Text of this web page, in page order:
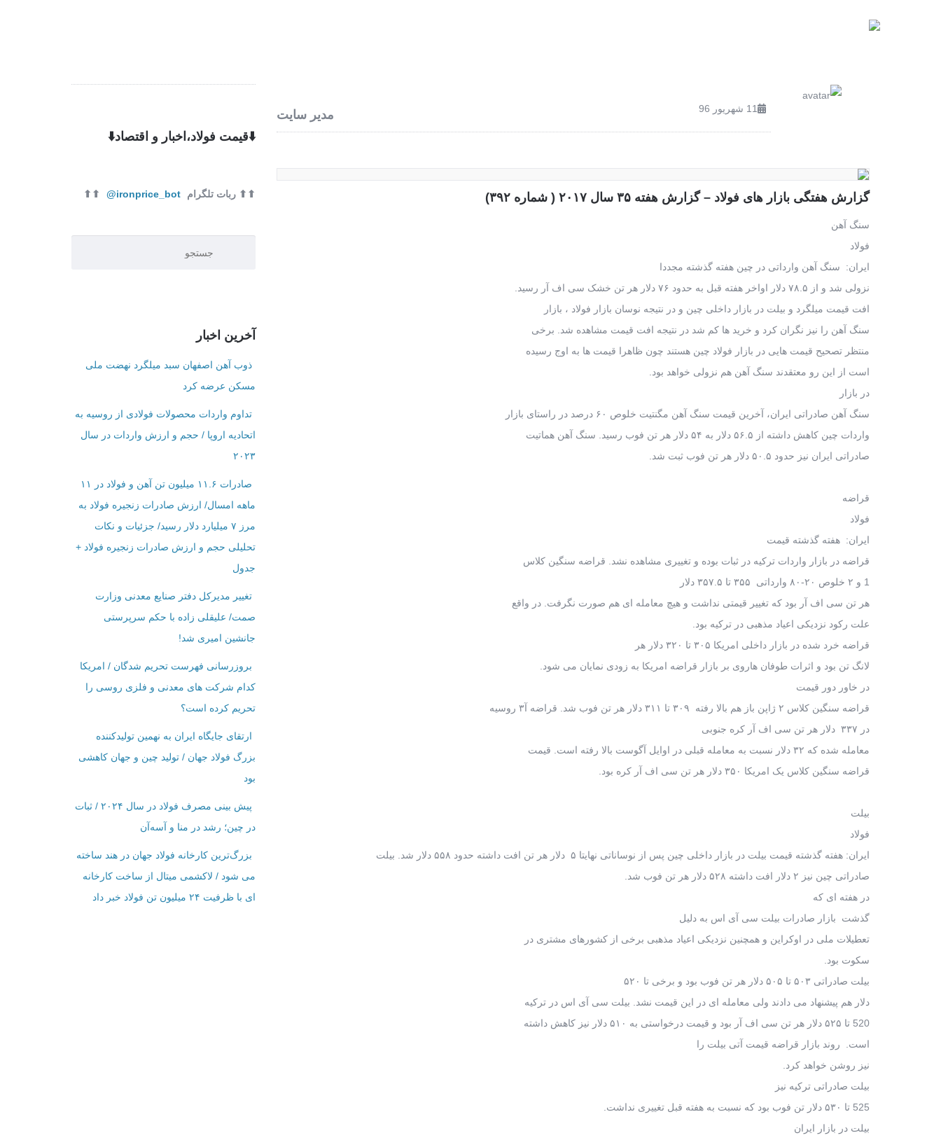
مدیر سایت 11 شهریور 96
گزارش هفتگی بازار های فولاد – گزارش هفته ۳۵ سال ۲۰۱۷ ( شماره ۳۹۲)
سنگ آهن
فولاد
ایران: سنگ آهن وارداتی در چین هفته گذشته مجددا
نزولی شد و از ۷۸.۵ دلار اواخر هفته قبل به حدود ۷۶ دلار هر تن خشک سی اف آر رسید.
افت قیمت میلگرد و بیلت در بازار داخلی چین و در نتیجه نوسان بازار فولاد ، بازار
سنگ آهن را نیز نگران کرد و خرید ها کم شد در نتیجه افت قیمت مشاهده شد. برخی
منتظر تصحیح قیمت هایی در بازار فولاد چین هستند چون ظاهرا قیمت ها به اوج رسیده
است از این رو معتقدند سنگ آهن هم نزولی خواهد بود.
در بازار
سنگ آهن صادراتی ایران، آخرین قیمت سنگ آهن مگنتیت خلوص ۶۰ درصد در راستای بازار
واردات چین کاهش داشته از ۵۶.۵ دلار به ۵۴ دلار هر تن فوب رسید. سنگ آهن هماتیت
صادراتی ایران نیز حدود ۵۰.۵ دلار هر تن فوب ثبت شد.
قراضه
فولاد
ایران: هفته گذشته قیمت
قراضه در بازار واردات ترکیه در ثبات بوده و تغییری مشاهده نشد. قراضه سنگین کلاس
1 و ۲ خلوص ۲۰-۸۰ وارداتی ۳۵۵ تا ۳۵۷.۵ دلار
هر تن سی اف آر بود که تغییر قیمتی نداشت و هیچ معامله ای هم صورت نگرفت. در واقع
علت رکود نزدیکی اعیاد مذهبی در ترکیه بود.
قراضه خرد شده در بازار داخلی امریکا ۳۰۵ تا ۳۲۰ دلار هر
لانگ تن بود و اثرات طوفان هاروی بر بازار قراضه امریکا به زودی نمایان می شود.
در خاور دور قیمت
قراضه سنگین کلاس ۲ ژاپن باز هم بالا رفته ۳۰۹ تا ۳۱۱ دلار هر تن فوب شد. قراضه آ۳ روسیه
در ۳۳۷ دلار هر تن سی اف آر کره جنوبی
معامله شده که ۳۲ دلار نسبت به معامله قبلی در اوایل آگوست بالا رفته است. قیمت
قراضه سنگین کلاس یک امریکا ۳۵۰ دلار هر تن سی اف آر کره بود.
بیلت
فولاد
ایران: هفته گذشته قیمت بیلت در بازار داخلی چین پس از نوساناتی نهایتا ۵ دلار هر تن افت داشته حدود ۵۵۸ دلار شد. بیلت
صادراتی چین نیز ۲ دلار افت داشته ۵۲۸ دلار هر تن فوب شد.
در هفته ای که
گذشت بازار صادرات بیلت سی آی اس به دلیل
تعطیلات ملی در اوکراین و همچنین نزدیکی اعیاد مذهبی برخی از کشورهای مشتری در
سکوت بود.
بیلت صادراتی ۵۰۳ تا ۵۰۵ دلار هر تن فوب بود و برخی تا ۵۲۰
دلار هم پیشنهاد می دادند ولی معامله ای در این قیمت نشد. بیلت سی آی اس در ترکیه
520 تا ۵۲۵ دلار هر تن سی اف آر بود و قیمت درخواستی به ۵۱۰ دلار نیز کاهش داشته
است. روند بازار قراضه قیمت آتی بیلت را
نیز روشن خواهد کرد.
بیلت صادراتی ترکیه نیز
525 تا ۵۳۰ دلار تن فوب بود که نسبت به هفته قبل تغییری نداشت.
بیلت در بازار ایران
⬇️قیمت فولاد،اخبار و اقتصاد⬇️
⬆⬆ ربات تلگرام ironprice_bot@
⬆⬆
آخرین اخبار
ذوب آهن اصفهان سبد میلگرد نهضت ملی
مسکن عرضه کرد
تداوم واردات محصولات فولادی از روسیه به
اتحادیه اروپا / حجم و ارزش واردات در سال
۲۰۲۳
صادرات ۱۱.۶ میلیون تن آهن و فولاد در ۱۱
ماهه امسال/ ارزش صادرات زنجیره فولاد به
مرز ۷ میلیارد دلار رسید/ جزئیات و نکات
تحلیلی حجم و ارزش صادرات زنجیره فولاد +
جدول
تغییر مدیرکل دفتر صنایع معدنی وزارت
صمت/ علیقلی زاده با حکم سرپرستی
جانشین امیری شد!
بروزرسانی فهرست تحریم شدگان / امریکا
کدام شرکت ‌های معدنی و فلزی روسی را
تحریم کرده است؟
ارتقای جایگاه ایران به نهمین تولیدکننده
بزرگ فولاد جهان / تولید چین و جهان کاهشی
بود
پیش بینی مصرف فولاد در سال ۲۰۲۴ / ثبات
در چین؛ رشد در منا و آسه‌آن
بزرگ‌ترین کارخانه فولاد جهان در هند ساخته
می شود / لاکشمی میتال از ساخت کارخانه
ای با ظرفیت ۲۴ میلیون تن فولاد خبر داد